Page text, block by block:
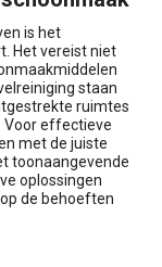
is het
Het vereist niet
staan
ruimtes
Voor effectieve
met de juiste
toonaangevende
oplossingen
de behoeften